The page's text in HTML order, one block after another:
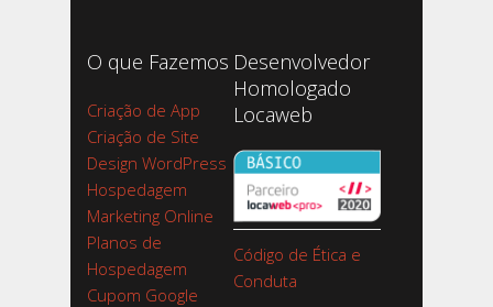
O que Fazemos
Criação de App
Criação de Site
Design WordPress
Hospedagem
Marketing Online
Planos de
Hospedagem
Cupom Google
Desenvolvedor
Homologado
Locaweb
Código de Ética e
Conduta